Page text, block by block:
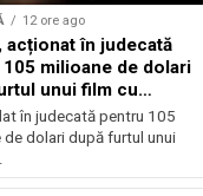
12 ore ago
acționat în judecată
milioane de dolari
unui film cu
Cage
în judecată pentru 105
de dolari după furtul unui